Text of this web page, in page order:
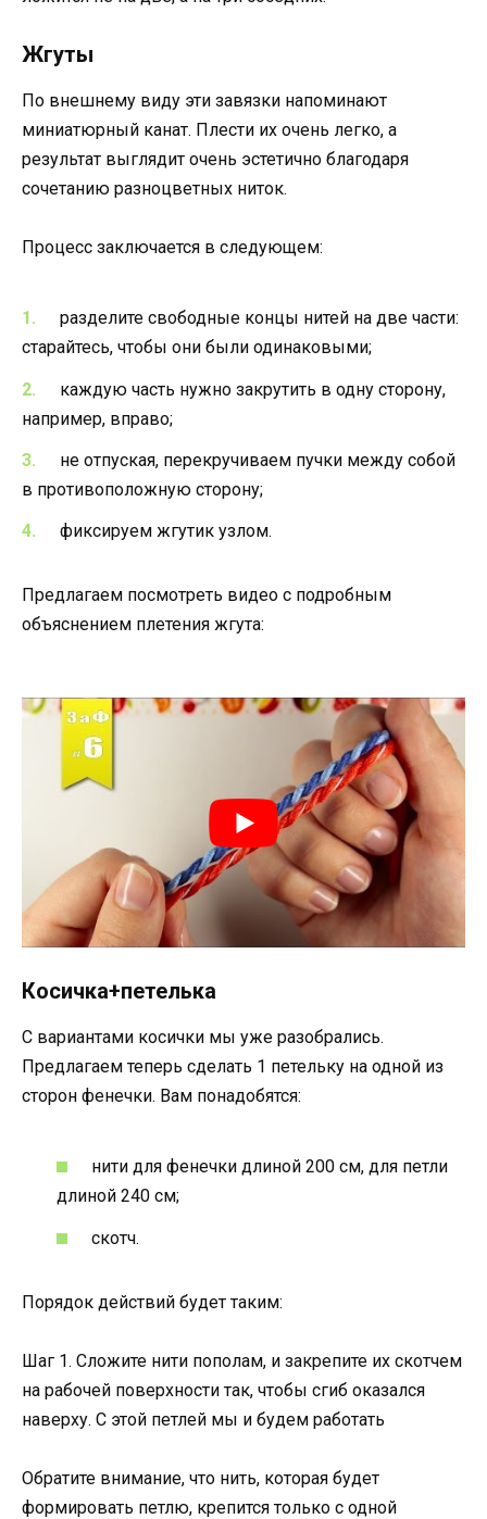
Жгуты
По внешнему виду эти завязки напоминают
миниатюрный канат. Плести их очень легко, а
результат выглядит очень эстетично благодаря
сочетанию разноцветных ниток.
Процесс заключается в следующем:
разделите свободные концы нитей на две части:
старайтесь, чтобы они были одинаковыми;
каждую часть нужно закрутить в одну сторону,
например, вправо;
не отпуская, перекручиваем пучки между собой
в противоположную сторону;
фиксируем жгутик узлом.
Предлагаем посмотреть видео с подробным
объяснением плетения жгута:
Косичка+петелька
С вариантами косички мы уже разобрались.
Предлагаем теперь сделать 1 петельку на одной из
сторон фенечки. Вам понадобятся:
нити для фенечки длиной 200 см, для петли
длиной 240 см;
скотч.
Порядок действий будет таким:
Шаг 1. Сложите нити пополам, и закрепите их скотчем
на рабочей поверхности так, чтобы сгиб оказался
наверху. С этой петлей мы и будем работать
Обратите внимание, что нить, которая будет
формировать петлю, крепится только с одной